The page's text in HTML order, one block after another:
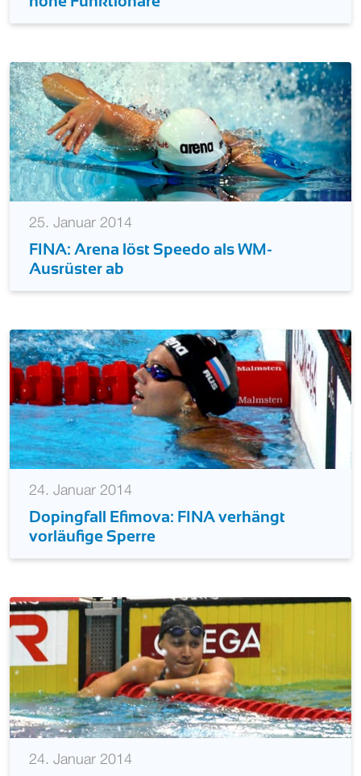
25. Januar 2014
FINA: Arena löst Speedo als WM-
Ausrüster ab
24. Januar 2014
Dopingfall Efimova: FINA verhängt
vorläufige Sperre
24. Januar 2014